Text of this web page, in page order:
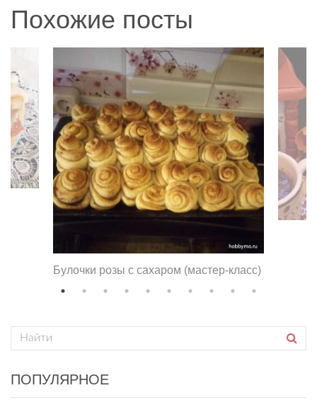
Похожие посты
Булочки розы с сахаром (мастер-класс)
ПОПУЛЯРНОЕ